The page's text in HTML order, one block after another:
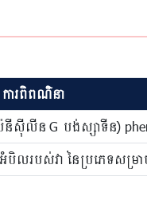
ការពិពណ៌នា
នីស៊ីលីន G បង់ស្សាទីន)
របស់វា នៃប្រភេទសម្រ